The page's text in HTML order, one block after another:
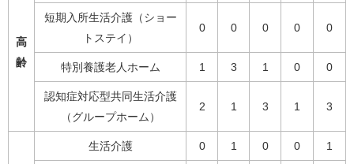
高
齢
短期入所生活介護（ショー
トステイ）
0 0 0 0 0
特別養護老人ホーム 1 3 1 0 0
認知症対応型共同生活介護
（グループホーム）
2 1 3 1 3
生活介護 0 1 0 0 1